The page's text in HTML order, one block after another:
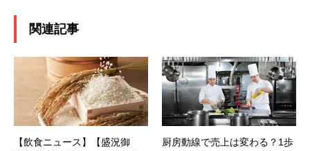
関連記事
【飲食ニュース】【盛況御
厨房動線で売上は変わる？1歩